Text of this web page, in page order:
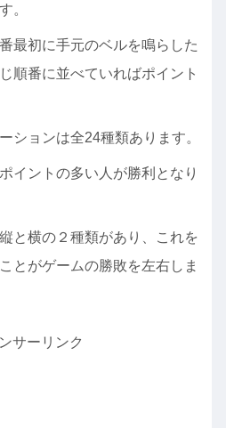
。
最初に手元のベルを鳴らした
順番に並べていればポイント
ションは全24種類あります。
イントの多い人が勝利となり
と横の２種類があり、これを
とがゲームの勝敗を左右しま
サーリンク